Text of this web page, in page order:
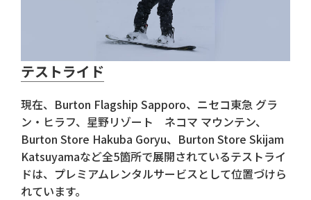
テストライド
現在、Burton Flagship Sapporo、ニセコ東急 グラ
ン・ヒラフ、星野リゾート ネコマ マウンテン、
Burton Store Hakuba Goryu、Burton Store Skijam
Katsuyamaなど全5箇所で展開されているテストライ
ドは、プレミアムレンタルサービスとして位置づけら
れています。